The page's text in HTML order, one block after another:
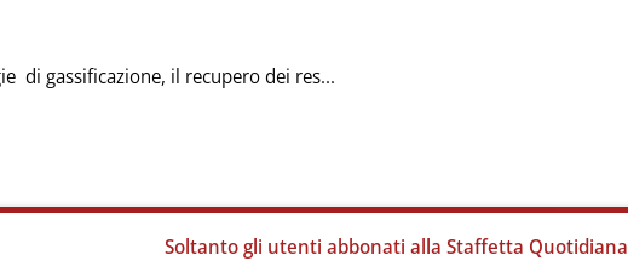
gassificazione, il recupero dei res...
Soltanto gli utenti abbonati alla Staffetta Quotidiana